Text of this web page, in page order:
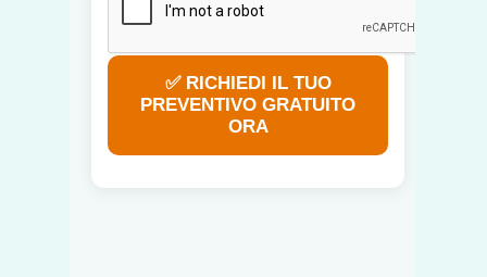
✅ RICHIEDI IL TUO
PREVENTIVO GRATUITO
ORA